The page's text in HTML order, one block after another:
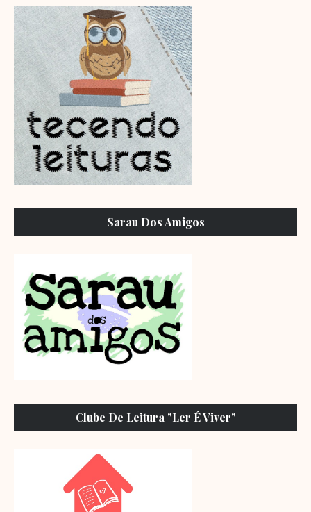
Sarau Dos Amigos
Clube De Leitura "Ler É Viver"